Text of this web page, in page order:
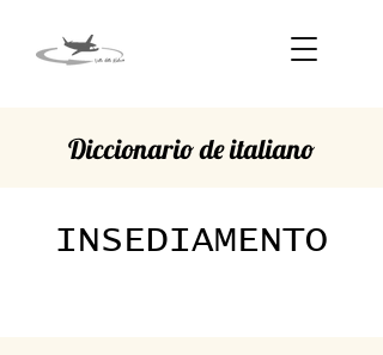
Diccionario de italiano
INSEDIAMENTO